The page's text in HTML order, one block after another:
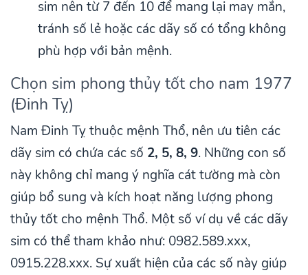
sim nên từ 7 đến 10 để mang lại may mắn,
tránh số lẻ hoặc các dãy số có tổng không
phù hợp với bản mệnh.
Chọn sim phong thủy tốt cho nam 1977
(Đinh Tỵ)
Nam Đinh Tỵ thuộc mệnh Thổ, nên ưu tiên các
dãy sim có chứa các số 2, 5, 8, 9. Những con số
này không chỉ mang ý nghĩa cát tường mà còn
giúp bổ sung và kích hoạt năng lượng phong
thủy tốt cho mệnh Thổ. Một số ví dụ về các dãy
sim có thể tham khảo như: 0982.589.xxx,
0915.228.xxx. Sự xuất hiện của các số này giúp